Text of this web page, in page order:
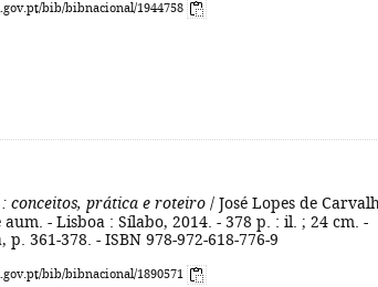
bib/bibnacional/1944758
: conceitos, prática e roteiro / José Lopes de
aum. - Lisboa : Sílabo, 2014. - 378 p. : il. ; 24 cm. -
361-378. - ISBN 978-972-618-776-9
bib/bibnacional/1890571